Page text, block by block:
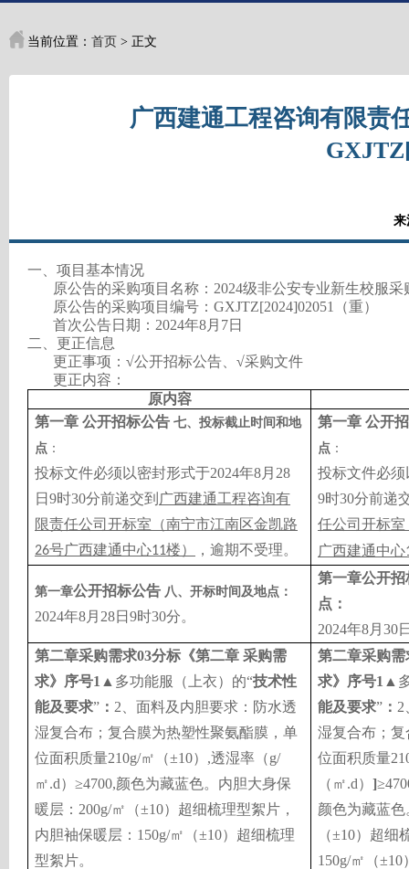
当前位置： 首页 > 正文
广西建通工程咨询有限责
来
一、项目基本情况
原公告的采购项目名称：2024级非公安专业新生校服采
原公告的采购项目编号：GXJTZ[2024]02051（重）
首次公告日期：2024年8月7日
二、更正信息
更正事项： √公开招标公告、 √采购文件
更正内容：
原内容
第一章 公开招标公告 七、投标截止时间和地
点 ：
投标文件必须以密封形式于2024年8月28
日9时30分前递交到 广西建通工程咨询有
限责任公司开标室（南宁市江南区金凯路
26号广西建通中心11楼） ，逾期不受理。
第一章 公开
点 ：
投标文件必须
9时30分前递
任公司开标
广西建通中心
第一章公开招标公告 八、开标时间及地点：
2024年8月28日9时30分。
第一章公开招
点：
2024年8月30
第二章采购需求03分标《第二章 采购需
求》 序号1 ▲ 多功能服（上衣） 的“技术性
能及要求” ： 2、面料及内胆要求：防水透
湿复合布；复合膜为热塑性聚氨酯膜，单
位面积质量210g/㎡（±10）,透湿率（g/
㎡.d）≥4700,颜色为藏蓝色。内胆大身保
暖层：200g/㎡（±10）超细梳理型絮片，
内胆袖保暖层：150g/㎡（±10）超细梳理
型絮片。
第二章采购需
求》 序号1 ▲
能及要求” ： 2
湿复合布；
位面积质量
（㎡.d） ]
颜色为藏蓝
（±10）超
150g/㎡（